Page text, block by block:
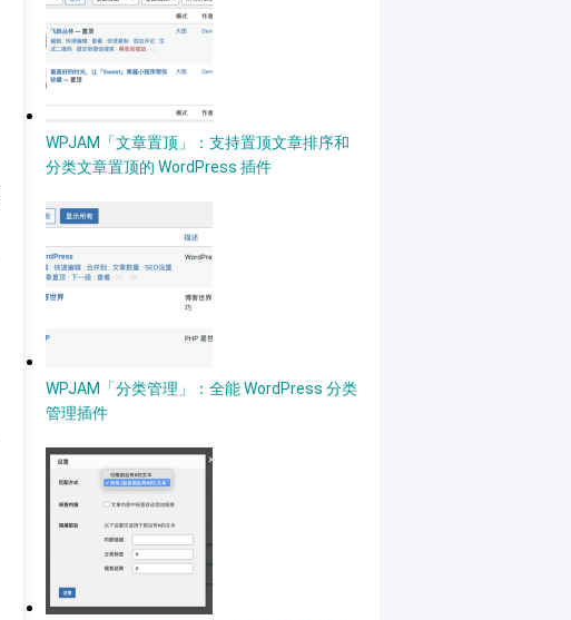
WPJAM「文章置顶」：支持置顶文章排序和
分类文章置顶的 WordPress 插件
WPJAM「分类管理」：全能 WordPress 分类
管理插件